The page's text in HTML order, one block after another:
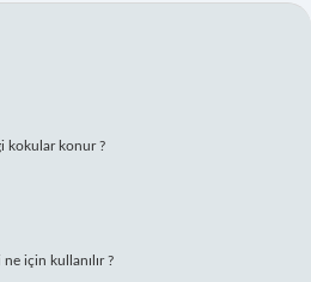
kokular konur ?
için kullanılır ?